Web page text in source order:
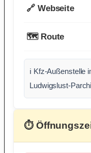
🔗 Webseite
🗺️ Route
ℹ️ Kfz-Außenstelle
Ludwigslust-
⏱